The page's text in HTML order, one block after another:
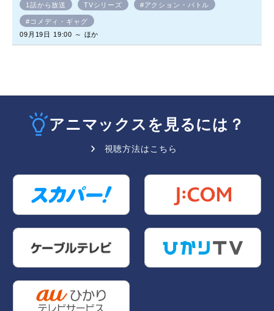
1話から放送 TVシリーズ #アクション・バトル
#コメディ・ギャグ
09月19日 19:00 ～ ほか
アニマックスを見るには？
視聴方法はこちら